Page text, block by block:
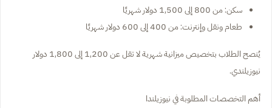
سكن: من 800 إلى 1,500 دولار شهريًا
طعام ونقل وإنترنت: من 400 إلى 600 دولار شهريًا
يُنصح الطلاب بتخصيص ميزانية شهرية لا تقل عن 1,200 إلى 1,800 دولار
نيوزيلندي.
أهم التخصصات المطلوبة في نيوزيلندا